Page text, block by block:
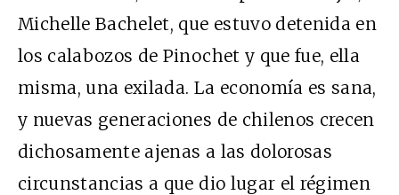
Michelle Bachelet, que estuvo detenida en
los calabozos de Pinochet y que fue, ella
misma, una exilada. La economía es sana,
y nuevas generaciones de chilenos crecen
dichosamente ajenas a las dolorosas
circunstancias a que dio lugar el régimen